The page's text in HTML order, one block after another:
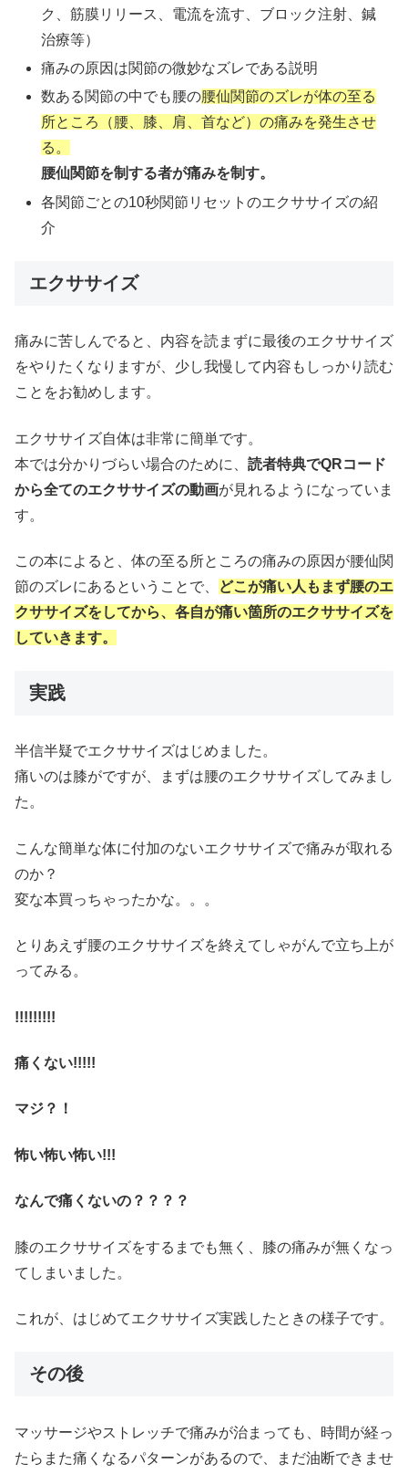
ク、筋膜リリース、電流を流す、ブロック注射、鍼
治療等）
痛みの原因は関節の微妙なズレである説明
数ある関節の中でも腰の腰仙関節のズレが体の至る
所ところ（腰、膝、肩、首など）の痛みを発生させ
る。
腰仙関節を制する者が痛みを制す。
各関節ごとの10秒関節リセットのエクササイズの紹
介
エクササイズ
痛みに苦しんでると、内容を読まずに最後のエクササイズ
をやりたくなりますが、少し我慢して内容もしっかり読む
ことをお勧めします。
エクササイズ自体は非常に簡単です。
本では分かりづらい場合のために、 読者特典でQRコード
から全てのエクササイズの動画が見れるようになっていま
す。
この本によると、体の至る所ところの痛みの原因が腰仙関
節のズレにあるということで、
どこが痛い人もまず腰のエ
クササイズをしてから、各自が痛い箇所のエクササイズを
していきます。
実践
半信半疑でエクササイズはじめました。
痛いのは膝がですが、まずは腰のエクササイズしてみまし
た。
こんな簡単な体に付加のないエクササイズで痛みが取れる
のか？
変な本買っちゃったかな。。。
とりあえず腰のエクササイズを終えてしゃがんで立ち上が
ってみる。
!!!!!!!!!
痛くない!!!!!
マジ？！
怖い怖い怖い!!!
なんで痛くないの？？？？
膝のエクササイズをするまでも無く、膝の痛みが無くなっ
てしまいました。
これが、はじめてエクササイズ実践したときの様子です。
その後
マッサージやストレッチで痛みが治まっても、時間が経っ
たらまた痛くなるパターンがあるので、まだ油断できませ